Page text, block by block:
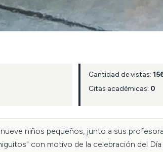
Cantidad de vistas:
Citas académicas: 0
niños pequeños, junto a sus
con motivo de la celebración del